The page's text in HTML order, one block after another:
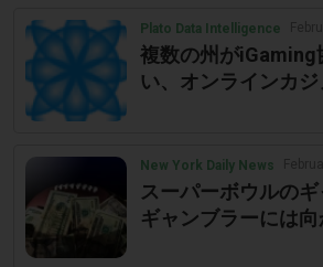
Plato Data Intelligence
複数の州がiGaming
い、オンラインカ
New York Daily News
スーパーボウルの
ギャンブラーには